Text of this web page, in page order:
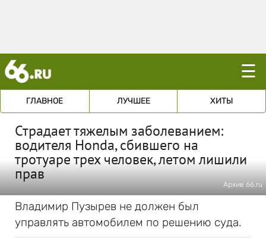
☰
ГЛАВНОЕ ЛУЧШЕЕ ХИТЫ
Страдает тяжелым заболеванием:
водителя Honda, сбившего на
тротуаре трех человек, летом лишили
прав
Архив 66.ru
Владимир Пузырев не должен был
управлять автомобилем по решению суда.